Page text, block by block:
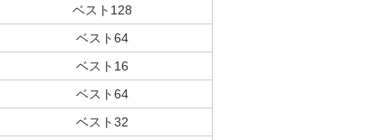
ベスト128
ベスト64
ベスト16
ベスト64
ベスト32